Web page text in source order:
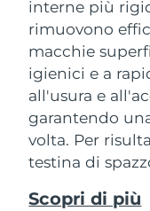
interne più
rimuovono
macchie
igienici e a
all'usura e
garantendo
volta. Per
testina di
Scopri di più